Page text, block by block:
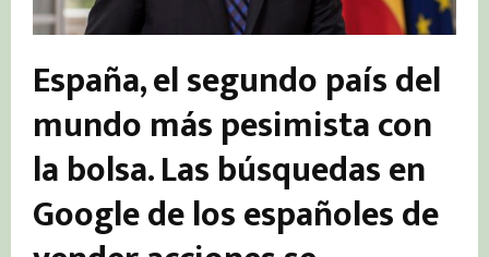
España, el segundo país del
mundo más pesimista con
la bolsa. Las búsquedas en
Google de los españoles de